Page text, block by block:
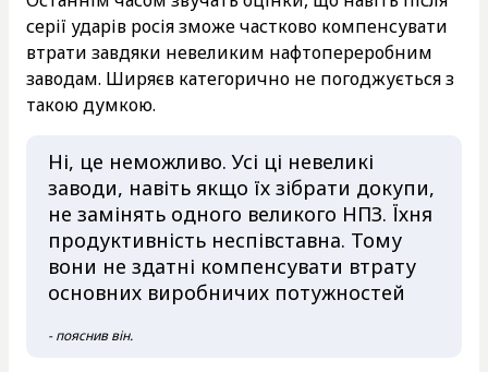
серії ударів росія зможе частково компенсувати
втрати завдяки невеликим нафтопереробним
заводам. Ширяєв категорично не погоджується з
такою думкою.
Ні, це неможливо. Усі ці невеликі
заводи, навіть якщо їх зібрати докупи,
не замінять одного великого НПЗ. Їхня
продуктивність неспівставна. Тому
вони не здатні компенсувати втрату
основних виробничих потужностей
- пояснив він.